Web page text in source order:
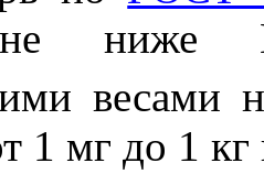
не ниже
весами
1 мг до 1